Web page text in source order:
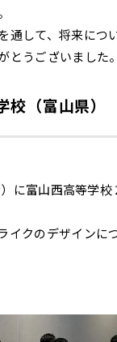
通して、将来につ
とうございました。
（富山県）
に富山西高等学校
イクのデザインに